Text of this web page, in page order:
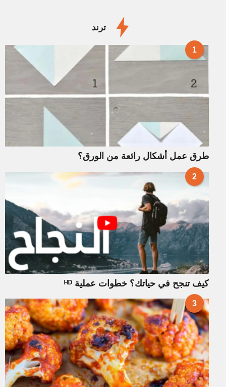
ترند
1
طرق عمل أشكال رائعة من الورق؟
2
كيف تنجح في حياتك؟ خطوات عملية ᴴᴰ
3